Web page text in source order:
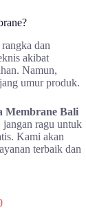
dan
akibat
Namun,
umur produk.
Membrane Bali
ragu untuk
Kami akan
terbaik dan